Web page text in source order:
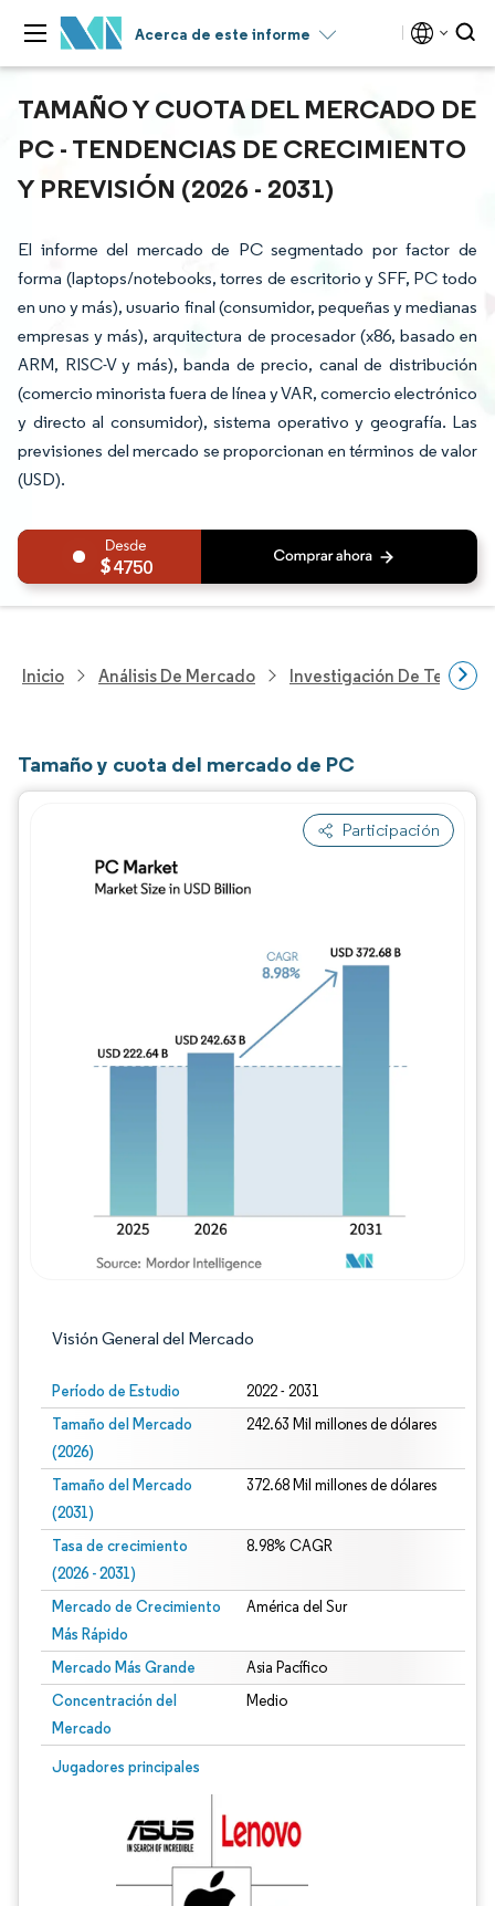
Acerca de este informe
TAMAÑO Y CUOTA DEL MERCADO DE
PC - TENDENCIAS DE CRECIMIENTO
Y PREVISIÓN (2026 - 2031)
El informe del mercado de PC segmentado por factor de
forma (laptops/notebooks, torres de escritorio y SFF, PC todo
en uno y más), usuario final (consumidor, pequeñas y medianas
empresas y más), arquitectura de procesador (x86, basado en
ARM, RISC-V y más), banda de precio, canal de distribución
(comercio minorista fuera de línea y VAR, comercio electrónico
y directo al consumidor), sistema operativo y geografía. Las
previsiones del mercado se proporcionan en términos de valor
(USD).
4750
Inicio Análisis De Mercado Investigación De
Tamaño y cuota del mercado de PC
Participación
Visión General del Mercado
Período de Estudio 2022 - 2031
Tamaño del Mercado
(2026)
242.63 Mil millones de dólares
Tamaño del Mercado
(2031)
372.68 Mil millones de dólares
Tasa de crecimiento
(2026 - 2031)
8.98% CAGR
Mercado de Crecimiento
Más Rápido
América del Sur
Mercado Más Grande Asia Pacífico
Concentración del
Mercado
Medio
Jugadores principales
Imagen © Mordor Intelligence. El uso requiere atribución según CC BY 4.0.